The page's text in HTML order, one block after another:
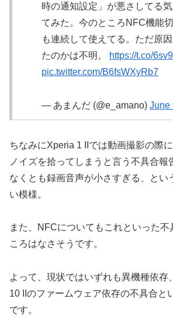
時の通知設定」が悪さしてる
てみた。今のところNFC機能
も連続して使えてる。ただ原
たのかは不明。
https://t.co/
pic.twitter.com/B6fsWXyRb7
— あまんだ (@e_amano) June
ちなみにXperia 1 IIでは動画撮影の際
ノイズを拾ってしまうと言う不具合報
なくとも録画音声が小さすぎる、とい
い模様。
また、NFCについてもこれといった不
ころはなさそうです。
よって、現状ではいずれも異機種依存
10 IIのファームウェア依存の不具合と
です。